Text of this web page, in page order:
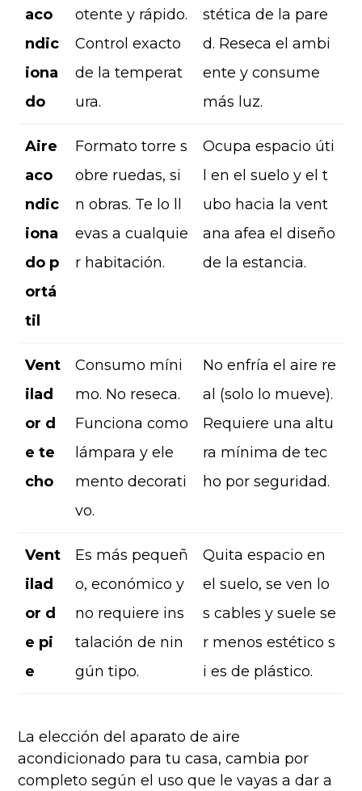
aco
ndic
iona
do
otente y rápido.
Control exacto
de la temperat
ura.
stética de la pare
d. Reseca el ambi
ente y consume
más luz.
Aire
aco
ndic
iona
do p
ortá
til
Formato torre s
obre ruedas, si
n obras. Te lo ll
evas a cualquie
r habitación.
Ocupa espacio úti
l en el suelo y el t
ubo hacia la vent
ana afea el diseño
de la estancia.
Vent
ilad
or d
e te
cho
Consumo míni
mo. No reseca.
Funciona como
lámpara y ele
mento decorati
vo.
No enfría el aire re
al (solo lo mueve).
Requiere una altu
ra mínima de tec
ho por seguridad.
Vent
ilad
or d
e pi
e
Es más pequeñ
o, económico y
no requiere ins
talación de nin
gún tipo.
Quita espacio en
el suelo, se ven lo
s cables y suele se
r menos estético s
i es de plástico.
La elección del aparato de aire
acondicionado para tu casa, cambia por
completo según el uso que le vayas a dar a